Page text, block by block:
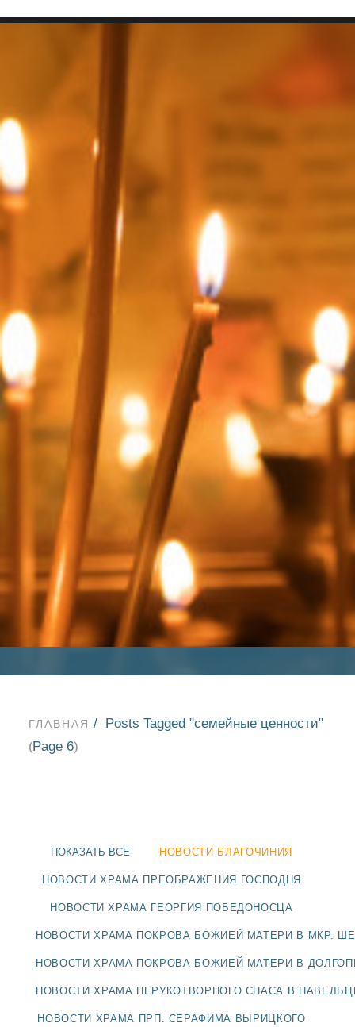
SEARCH
НОВОСТИ
ГЛАВНАЯ Posts Tagged "семейные ценности"
(Page 6)
ПОКАЗАТЬ ВСЕ НОВОСТИ БЛАГОЧИНИЯ
НОВОСТИ ХРАМА ПРЕОБРАЖЕНИЯ ГОСПОДНЯ
НОВОСТИ ХРАМА ГЕОРГИЯ ПОБЕДОНОСЦА
НОВОСТИ ХРАМА ПОКРОВА БОЖИЕЙ МАТЕРИ В МКР.
НОВОСТИ ХРАМА ПОКРОВА БОЖИЕЙ МАТЕРИ В
НОВОСТИ ХРАМА НЕРУКОТВОРНОГО СПАСА В
НОВОСТИ ХРАМА ПРП. СЕРАФИМА ВЫРИЦКОГО